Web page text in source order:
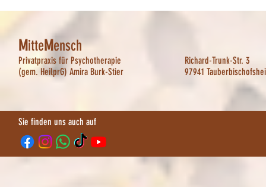
MitteMensch
Privatpraxis für Psychotherapie
(gem. HeilprG) Amira Burk-Stier
Richard-Trunk-Str. 3
97941
Sie finden uns auch auf